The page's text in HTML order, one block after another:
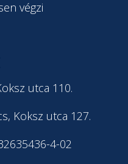
végzi
utca 110.
Koksz utca 127.
4-02